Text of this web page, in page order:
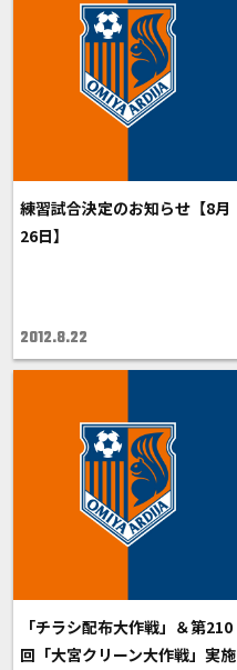
練習試合決定のお知らせ【8月
26日】
2012.8.22
「チラシ配布大作戦」＆第210
回「大宮クリーン大作戦」実施